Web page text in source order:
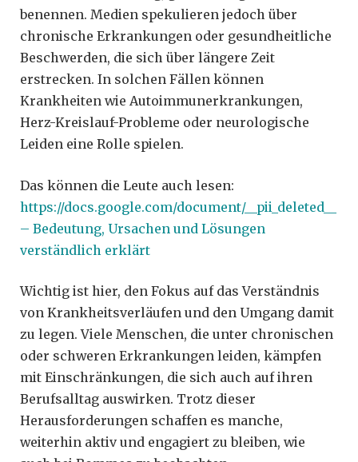
benennen. Medien spekulieren jedoch über
chronische Erkrankungen oder gesundheitliche
Beschwerden, die sich über längere Zeit
erstrecken. In solchen Fällen können
Krankheiten wie Autoimmunerkrankungen,
Herz-Kreislauf-Probleme oder neurologische
Leiden eine Rolle spielen.
Das können die Leute auch lesen:
https://docs.google.com/document/__pii_deleted__
– Bedeutung, Ursachen und Lösungen
verständlich erklärt
Wichtig ist hier, den Fokus auf das Verständnis
von Krankheitsverläufen und den Umgang damit
zu legen. Viele Menschen, die unter chronischen
oder schweren Erkrankungen leiden, kämpfen
mit Einschränkungen, die sich auch auf ihren
Berufsalltag auswirken. Trotz dieser
Herausforderungen schaffen es manche,
weiterhin aktiv und engagiert zu bleiben, wie